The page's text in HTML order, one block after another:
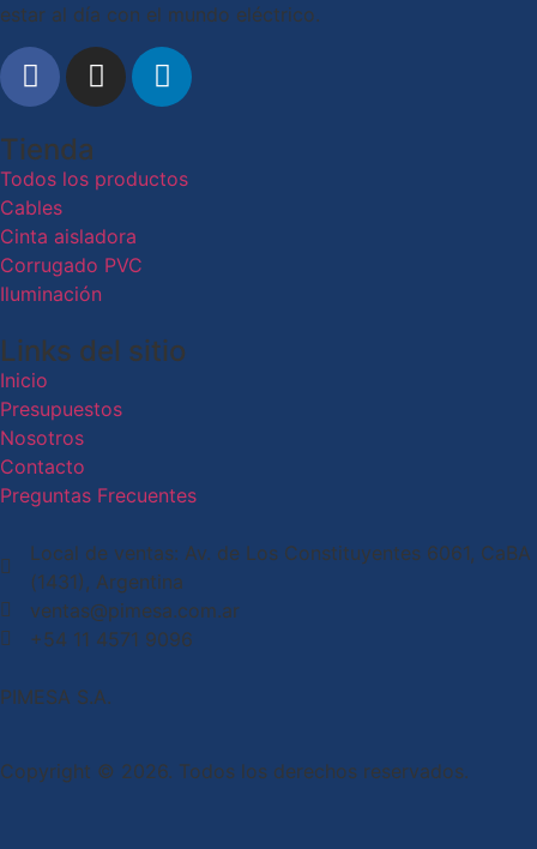
estar al día con el mundo eléctrico.
Tienda
Todos los productos
Cables
Cinta aisladora
Corrugado PVC
Iluminación
Links del sitio
Inicio
Presupuestos
Nosotros
Contacto
Preguntas Frecuentes
Local de ventas: Av. de Los Constituyentes 6061, CaBA
(1431), Argentina
ventas@pimesa.com.ar
+54 11 4571 9096
PIMESA S.A.
Copyright © 2026. Todos los derechos reservados.